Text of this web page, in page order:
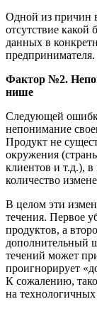
Одной из причин
отсутствие
данных в
предпринимателя.
Фактор №2.
нише
Следующей
непонимание
Продукт не
окружения
клиентов и т.д.),
количество
В целом эти
течения. Первое
продуктов, а
дополнительный
течений может
проигнорирует
К сожалению,
на